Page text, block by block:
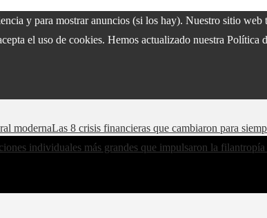
y para mostrar anuncios (si los hay). Nuestro sitio
el uso de cookies. Hemos actualizado nuestra Política
modernaLas 8 crisis financieras que cambiaron para
individuales más grandes que impulsaron la